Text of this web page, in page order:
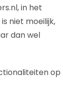
in het
niet moeilijk,
dan wel
op